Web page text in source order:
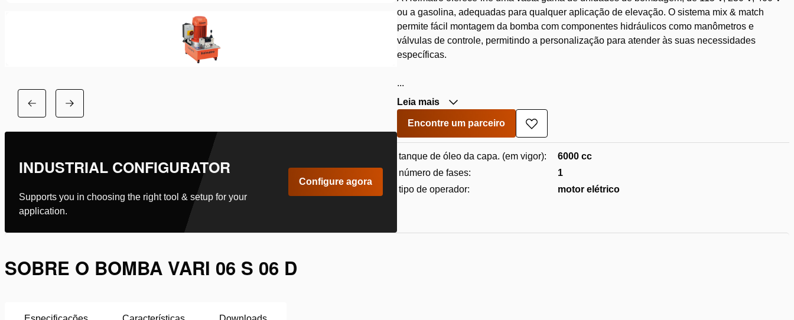
INDUSTRIAL CONFIGURATOR
Supports you in choosing the right tool & setup for your
application.
Configure agora
ou a gasolina, adequadas para qualquer aplicação de elevação. O sistema mix & match
permite fácil montagem da bomba com componentes hidráulicos como manômetros e
válvulas de controle, permitindo a personalização para atender às suas necessidades
específicas.
...
Leia mais
Encontre um parceiro
Adicionar
à
de
desejos
tanque de óleo da capa. (em vigor):
6000 cc
número de fases:
1
tipo de operador:
motor elétrico
SOBRE O BOMBA VARI 06 S 06 D